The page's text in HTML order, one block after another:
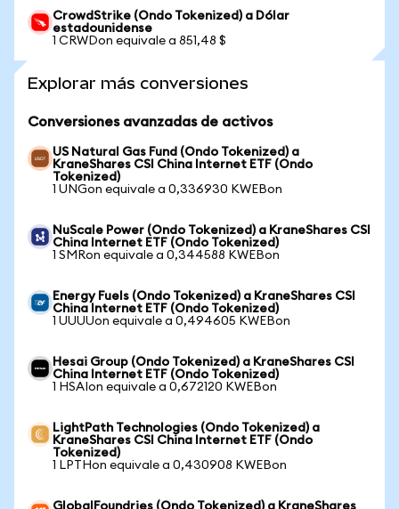
CrowdStrike (Ondo Tokenized) a Dólar
estadounidense
1 CRWDon equivale a 851,48 $
Explorar más conversiones
Conversiones avanzadas de activos
US Natural Gas Fund (Ondo Tokenized) a
KraneShares CSI China Internet ETF (Ondo
Tokenized)
1 UNGon equivale a 0,336930 KWEBon
NuScale Power (Ondo Tokenized) a KraneShares CSI
China Internet ETF (Ondo Tokenized)
1 SMRon equivale a 0,344588 KWEBon
Energy Fuels (Ondo Tokenized) a KraneShares CSI
China Internet ETF (Ondo Tokenized)
1 UUUUon equivale a 0,494605 KWEBon
Hesai Group (Ondo Tokenized) a KraneShares CSI
China Internet ETF (Ondo Tokenized)
1 HSAIon equivale a 0,672120 KWEBon
LightPath Technologies (Ondo Tokenized) a
KraneShares CSI China Internet ETF (Ondo
Tokenized)
1 LPTHon equivale a 0,430908 KWEBon
GlobalFoundries (Ondo Tokenized) a KraneShares